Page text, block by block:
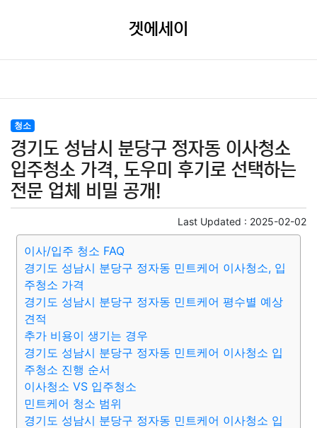
겟에세이
청소
경기도 성남시 분당구 정자동 이사청소
입주청소 가격, 도우미 후기로 선택하는
전문 업체 비밀 공개!
Last Updated : 2025-02-02
이사/입주 청소 FAQ
경기도 성남시 분당구 정자동 민트케어 이사청소, 입
주청소 가격
경기도 성남시 분당구 정자동 민트케어 평수별 예상
견적
추가 비용이 생기는 경우
경기도 성남시 분당구 정자동 민트케어 이사청소 입
주청소 진행 순서
이사청소 VS 입주청소
민트케어 청소 범위
경기도 성남시 분당구 정자동 민트케어 이사청소 입